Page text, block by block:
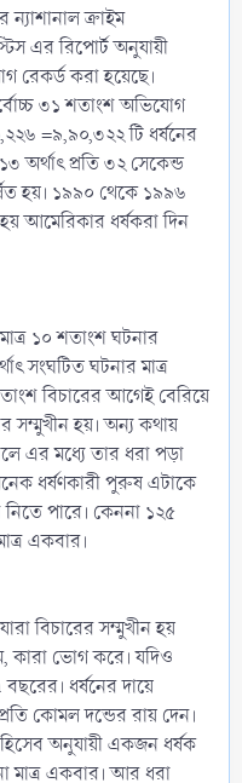
ক্রাইম
এর রিপোর্ট অনুযায়ী
রেকর্ড করা হয়েছে।
৩১ শতাংশ অভিযোগ
=৯,৯০,৩২২ টি ধর্ষনের
অর্থাৎ প্রতি ৩২ সেকেন্ড
হয়। ১৯৯০ থেকে ১৯৯৬
আমেরিকার ধর্ষকরা দিন
১০ শতাংশ ঘটনার
সংঘটিত ঘটনার মাত্র
বিচারের আগেই বেরিয়ে
সম্মুখীন হয়। অন্য কথায়
এর মধ্যে তার ধরা পড়া
ধর্ষণকারী পুরুষ এটাকে
পারে। কেননা ১২৫
একবার।
বিচারের সম্মুখীন হয়
কারা ভোগ করে। যদিও
ধর্ষনের দায়ে
কোমল দন্ডের রায় দেন।
অনুযায়ী একজন ধর্ষক
মাত্র একবার। আর ধরা